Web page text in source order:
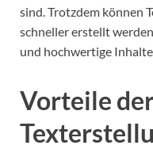
sind. Trotzdem können
schneller erstellt
und hochwertige
Vorteile